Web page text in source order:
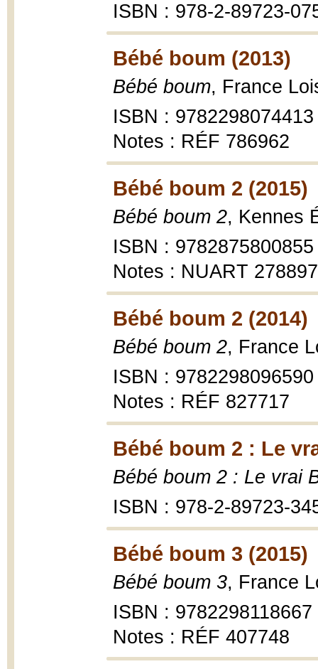
ISBN : 978-2-89723-
Bébé boum (2013)
Bébé boum, France
ISBN : 9782298074413
Notes : RÉF 786962
Bébé boum 2 (2015)
Bébé boum 2, Kennes
ISBN : 9782875800855
Notes : NUART
Bébé boum 2 (2014)
Bébé boum 2, France
ISBN : 9782298096590
Notes : RÉF 827717
Bébé boum 2 : Le
Bébé boum 2 : Le vrai
ISBN : 978-2-89723-
Bébé boum 3 (2015)
Bébé boum 3, France
ISBN : 9782298118667
Notes : RÉF 407748